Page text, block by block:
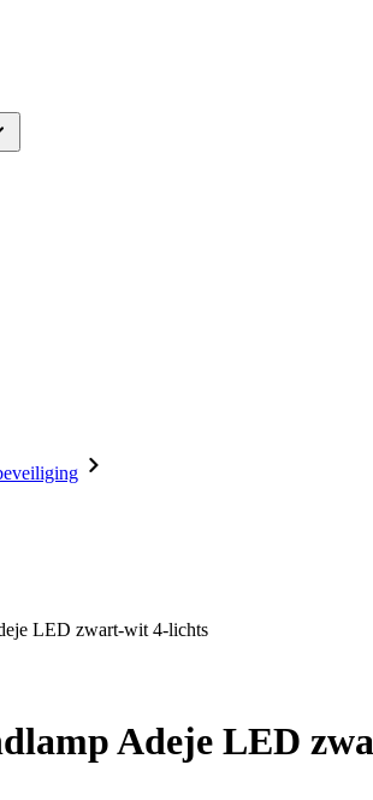
LED zwart-wit 4-lichts
Adeje LED